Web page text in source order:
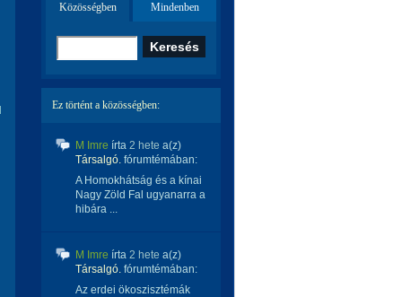
Közösségben Mindenben
Ez történt a közösségben:
M Imre írta 2 hete a(z)
Társalgó. fórumtémában:
A Homokhátság és a kínai
Nagy Zöld Fal ugyanarra a
hibára ...
M Imre írta 2 hete a(z)
Társalgó. fórumtémában:
Az erdei ökoszisztémák